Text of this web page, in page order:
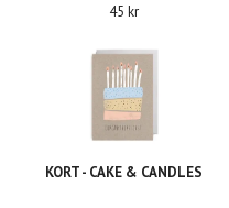
45 kr
KORT - CAKE & CANDLES